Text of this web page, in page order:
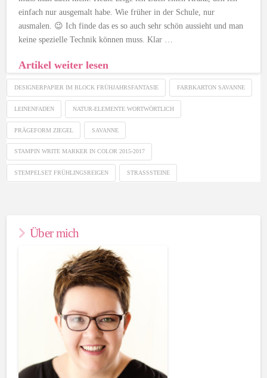
einfach nur ausgemalt habe. Wie früher in der Schule, nur
ausmalen. 😉 Ich finde das es so auch sehr schön aussieht und man
keine spezielle Technik können muss. Klar …
Artikel weiter lesen
DESIGNERPAPIER IM BLOCK FRÜHJAHRSFANTASIE FARBKARTON SAVANNE
LEINENFADEN NATUR-ELEMENTE WORTWÖRTLICH
PRÄGEFORM ZIEGEL SAVANNE
STAMPIN WRITE MARKER IN COLOR 2015-2017
STEMPELSET FRÜHLINGSREIGEN STRASSSTEINE
Über mich